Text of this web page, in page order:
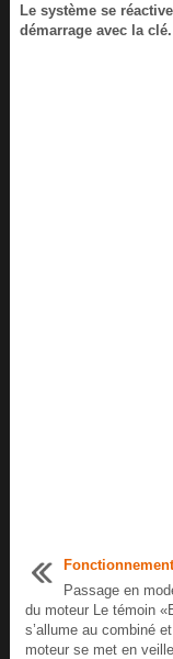
Le système se
démarrage avec la clé.
Fonctionnement
Passage en
du moteur Le témoin
s’allume au combiné
moteur se met en